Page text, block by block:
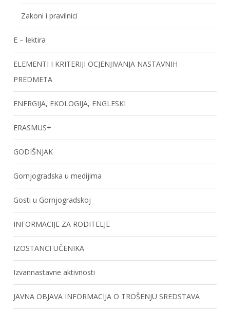
Zakoni i pravilnici
E – lektira
ELEMENTI I KRITERIJI OCJENJIVANJA NASTAVNIH
PREDMETA
ENERGIJA, EKOLOGIJA, ENGLESKI
ERASMUS+
GODIŠNJAK
Gornjogradska u medijima
Gosti u Gornjogradskoj
INFORMACIJE ZA RODITELJE
IZOSTANCI UČENIKA
Izvannastavne aktivnosti
JAVNA OBJAVA INFORMACIJA O TROŠENJU SREDSTAVA